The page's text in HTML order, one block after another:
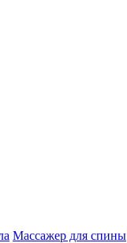
Массажер для спины